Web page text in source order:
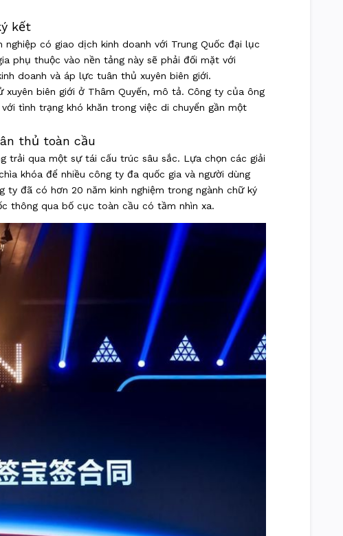
kết
có giao dịch kinh doanh với Trung Quốc đại lục
phụ thuộc vào nền tảng này sẽ phải đối mặt với
doanh và áp lực tuân thủ xuyên biên giới.
biên giới ở Thâm Quyến, mô tả. Công ty của ông
tình trạng khó khăn trong việc di chuyển gần một
thủ toàn cầu
trải qua một sự tái cấu trúc sâu sắc. Lựa chọn các giải
khóa để nhiều công ty đa quốc gia và người dùng
đã có hơn 20 năm kinh nghiệm trong ngành chữ ký
thông qua bố cục toàn cầu có tầm nhìn xa.